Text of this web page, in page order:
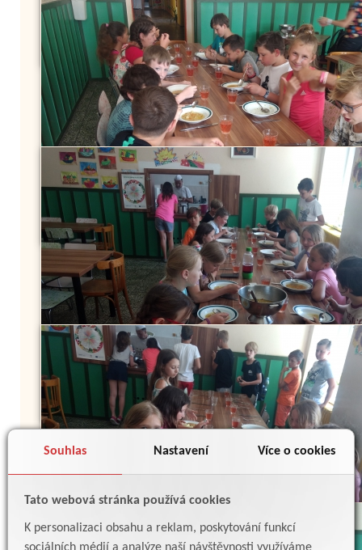
Souhlas Nastavení Více o cookies
Tato webová stránka používá cookies
K personalizaci obsahu a reklam, poskytování funkcí